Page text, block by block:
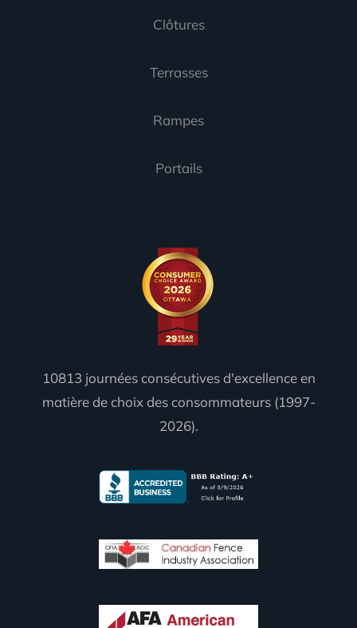
Clôtures
Terrasses
Rampes
Portails
10813 journées consécutives d'excellence en
matière de choix des consommateurs (1997-
2026).